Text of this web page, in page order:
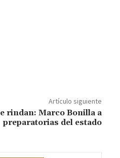
Artículo siguiente
rindan: Marco Bonilla a
preparatorias del estado